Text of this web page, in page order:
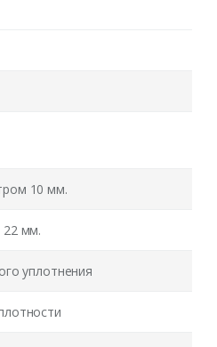
10 мм.
22 мм.
уплотнения